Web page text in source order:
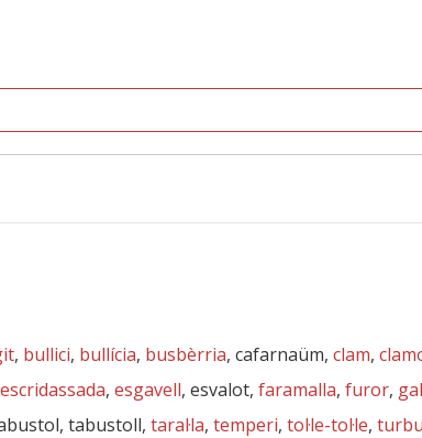
, bullici, bullícia, busbèrria, cafarnaüm, clam,
escridassada, esgavell, esvalot, faramalla, furor,
tabustoll, taral·la, temperi, tol·le-tol·le,